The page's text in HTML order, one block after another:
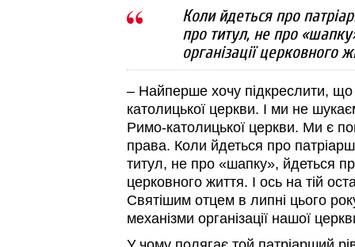
Коли йдеться про
про титул, не про
організації церковного
– Найперше хочу підкреслити,
католицької церкви. І ми не
Римо-католицької церкви. Ми є
права. Коли йдеться про
титул, не про «шапку», йдеться
церковного життя. І ось на тій
Святішим отцем в липні цього
механізми організації нашої